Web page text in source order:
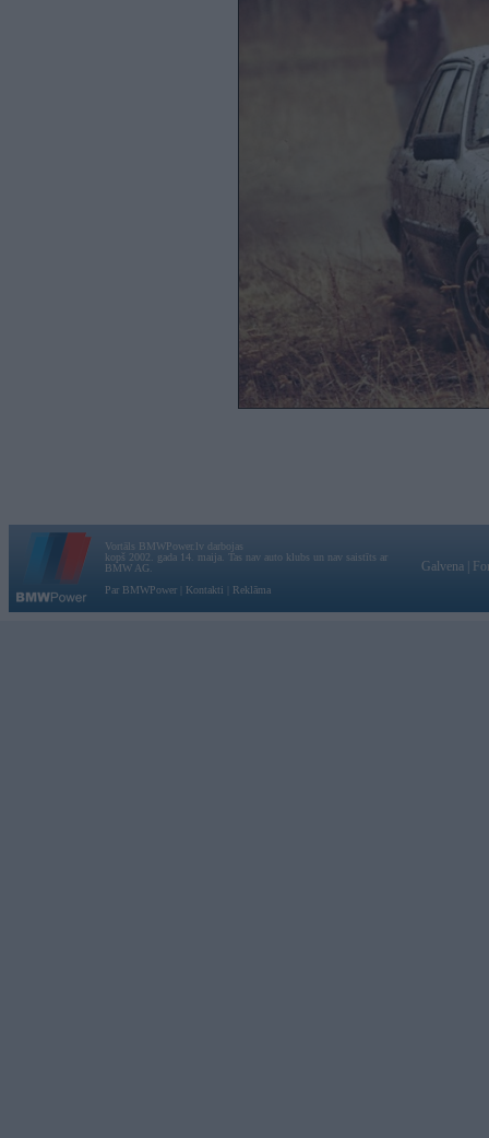
Vortāls BMWPower.lv darbojas
kopš 2002. gada 14. maija. Tas nav auto klubs un nav saistīts ar
BMW AG.
Par BMWPower
Kontakti Reklāma
Galvena